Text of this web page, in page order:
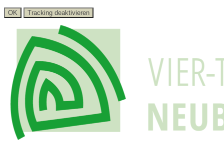
OK Tracking deaktivieren